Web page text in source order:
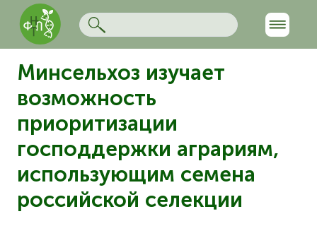
Минсельхоз изучает
возможность
приоритизации
господдержки аграриям,
использующим семена
российской селекции